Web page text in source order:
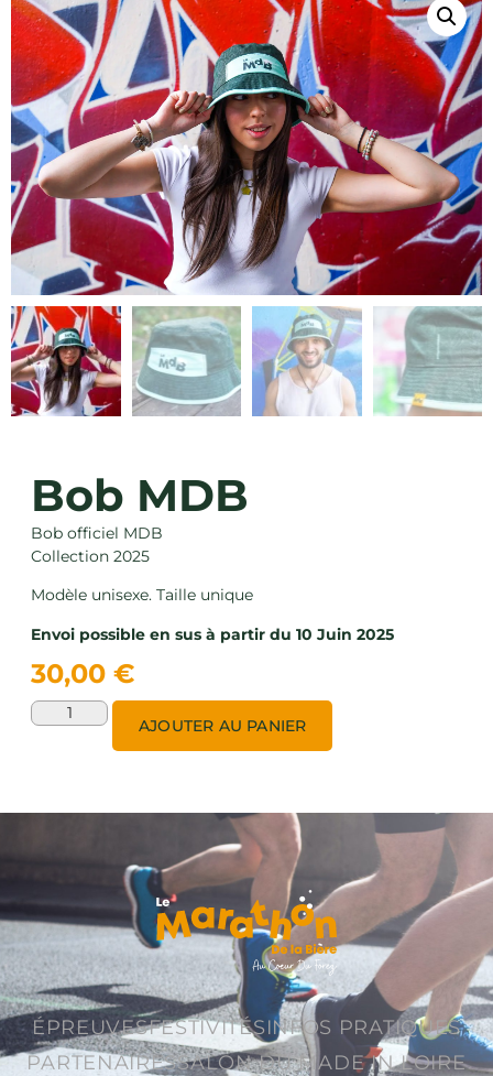
Bob MDB
Bob officiel MDB
Collection 2025
Modèle unisexe. Taille unique
Envoi possible en sus à partir du 10 Juin 2025
30,00 €
AJOUTER AU PANIER
ÉPREUVESFESTIVITÉSINFOS PRATIQUES
PARTENAIRESSALON DU MADE IN LOIRE